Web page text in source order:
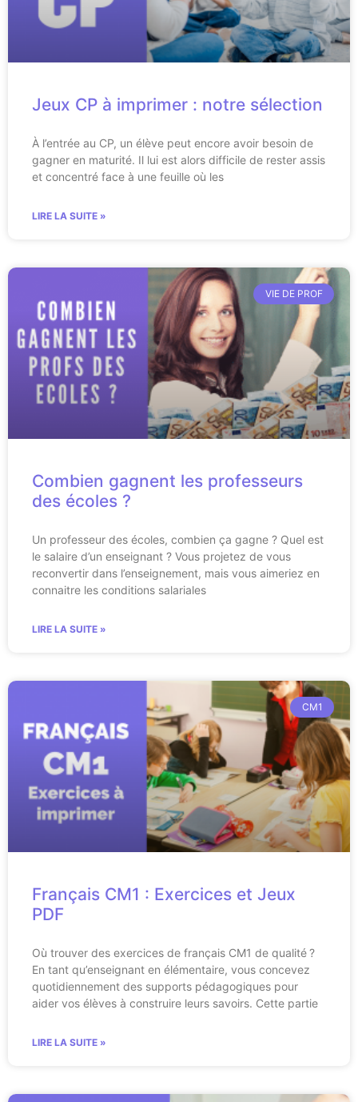
Jeux CP à imprimer : notre sélection
À l’entrée au CP, un élève peut encore avoir besoin de
gagner en maturité. Il lui est alors difficile de rester assis
et concentré face à une feuille où les
LIRE LA SUITE »
VIE DE PROF
Combien gagnent les professeurs
des écoles ?
Un professeur des écoles, combien ça gagne ? Quel est
le salaire d’un enseignant ? Vous projetez de vous
reconvertir dans l’enseignement, mais vous aimeriez en
connaitre les conditions salariales
LIRE LA SUITE »
CM1
Français CM1 : Exercices et Jeux
PDF
Où trouver des exercices de français CM1 de qualité ?
En tant qu’enseignant en élémentaire, vous concevez
quotidiennement des supports pédagogiques pour
aider vos élèves à construire leurs savoirs. Cette partie
LIRE LA SUITE »